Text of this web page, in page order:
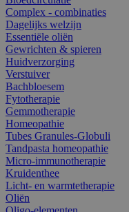
Complex - combinaties
Dagelijks welzijn
Essentiële oliën
Gewrichten & spieren
Huidverzorging
Verstuiver
Bachbloesem
Fytotherapie
Gemmotherapie
Homeopathie
Tubes Granules-Globuli
Tandpasta homeopathie
Micro-immunotherapie
Kruidenthee
Licht- en warmtetherapie
Oliën